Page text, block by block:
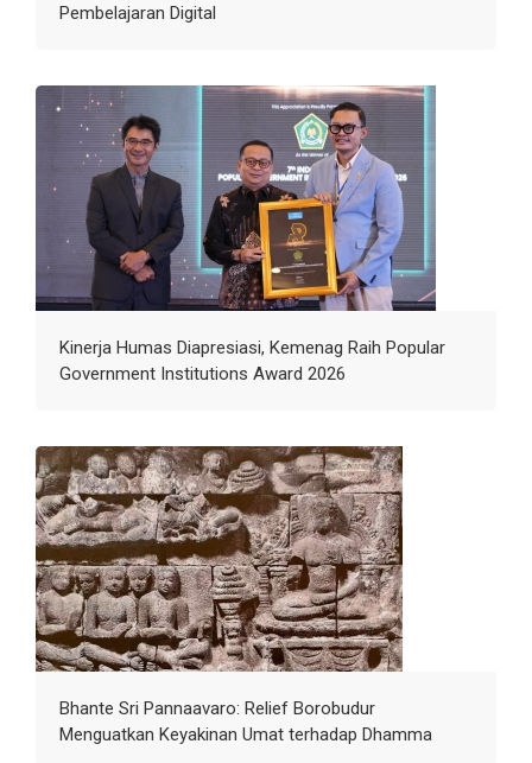
Pembelajaran Digital
Kinerja Humas Diapresiasi, Kemenag Raih Popular
Government Institutions Award 2026
Bhante Sri Pannaavaro: Relief Borobudur
Menguatkan Keyakinan Umat terhadap Dhamma